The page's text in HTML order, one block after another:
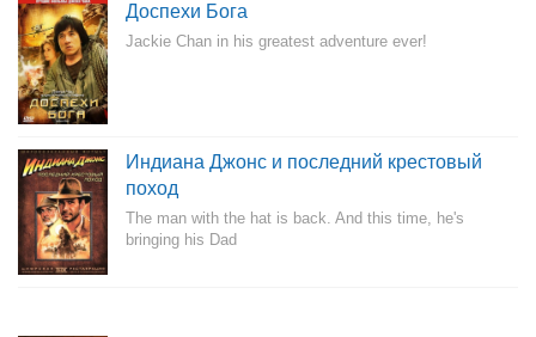
Доспехи Бога
Jackie Chan in his greatest adventure ever!
Индиана Джонс и последний крестовый
поход
The man with the hat is back. And this time, he's
bringing his Dad